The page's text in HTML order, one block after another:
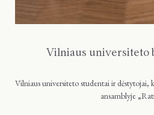
Vilniaus universiteto
Vilniaus universiteto studentai ir dėstytojai,
ansamblyje